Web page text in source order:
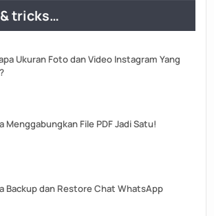
tricks…
Ukuran Foto dan Video Instagram Yang
Menggabungkan File PDF Jadi Satu!
Backup dan Restore Chat WhatsApp